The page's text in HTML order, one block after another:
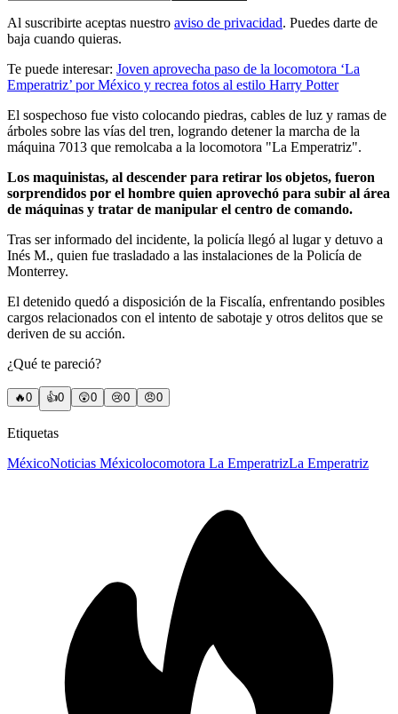
Al suscribirte aceptas nuestro aviso de privacidad. Puedes darte de
baja cuando quieras.
Te puede interesar: Joven aprovecha paso de la locomotora ‘La
Emperatriz’ por México y recrea fotos al estilo Harry Potter
El sospechoso fue visto colocando piedras, cables de luz y ramas de
árboles sobre las vías del tren, logrando detener la marcha de la
máquina 7013 que remolcaba a la locomotora "La Emperatriz".
Los maquinistas, al descender para retirar los objetos, fueron
sorprendidos por el hombre quien aprovechó para subir al área
de máquinas y tratar de manipular el centro de comando.
Tras ser informado del incidente, la policía llegó al lugar y detuvo a
Inés M., quien fue trasladado a las instalaciones de la Policía de
Monterrey.
El detenido quedó a disposición de la Fiscalía, enfrentando posibles
cargos relacionados con el intento de sabotaje y otros delitos que se
deriven de su acción.
¿Qué te pareció?
🔥0 👍0 😲0 😢0 😠0
Etiquetas
MéxicoNoticias Méxicolocomotora La EmperatrizLa Emperatriz